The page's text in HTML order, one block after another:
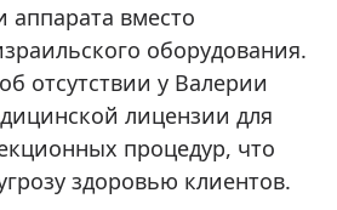
аппарата вместо
оборудования.
отсутствии у Валерии
лицензии для
процедур, что
здоровью клиентов.